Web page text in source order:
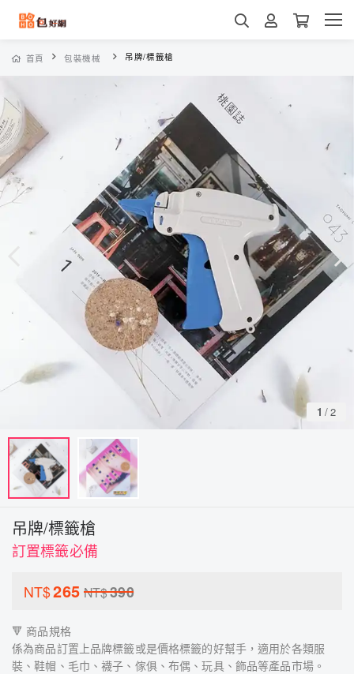
首頁 包裝機械 吊牌/標籤槍
1 /2
吊牌/標籤槍
訂置標籤必備
NT$265 NT$390
🔻 商品規格
係為商品訂置上品牌標籤或是價格標籤的好幫手，適用於各類服
裝、鞋帽、毛巾、襪子、傢俱、布偶、玩具、飾品等產品市場。